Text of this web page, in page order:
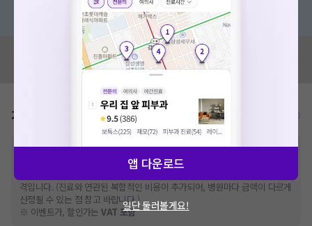
혹은, 의료상담 서비스에 다양한 게시글 보러가기
혹시 잘못된 병원정보가 있나요?
모두닥 팀에 알려주세요!
가격표 비급여/급여 진료란?
※비급여 항목의 경우,추가비용 등으로 실제 가격과 상이할 수 있으니, 정확
한 가격은 해당 의료기관에 직접 문의해주세요.
건강보험심사평가원
격입니다. (진료와 연관된 복합적인 비용이 추가되어, 병원마다 금액이 다르게
산정될 수 있는 점 참고 바랍니다.)
※ 이벤트가, 할인가는VAT 포함
앱 다운로드
일단 둘러볼게요!